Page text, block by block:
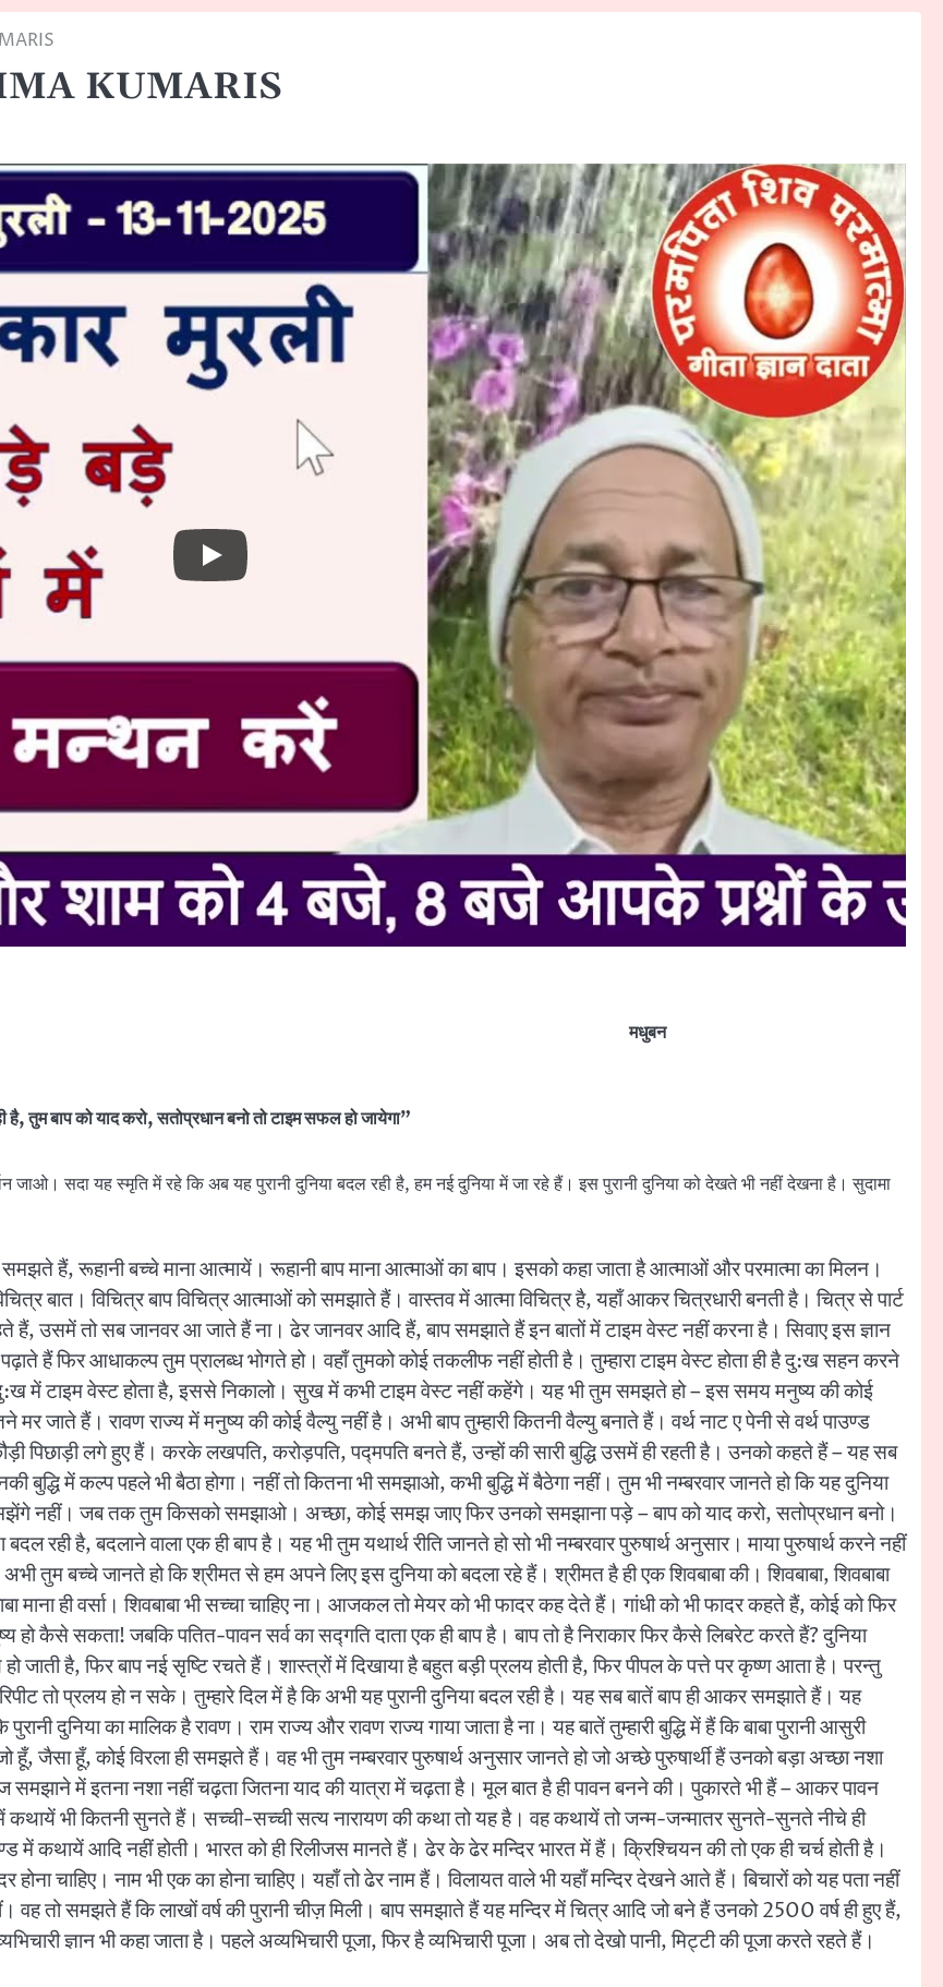
KUMARIS
मधुबन
तुम बाप को याद करो, सतोप्रधान बनो तो टाइम सफल हो जायेगा”
जाओ। सदा यह स्मृति में रहे कि अब यह पुरानी दुनिया बदल रही है, हम नई दुनिया में जा रहे हैं। इस पुरानी दुनिया को देखते भी नहीं देखना है। सुदामा
हैं, रूहानी बच्चे माना आत्मायें। रूहानी बाप माना आत्माओं का बाप। इसको कहा जाता है आत्माओं और परमात्मा का मिलन।
बात। विचित्र बाप विचित्र आत्माओं को समझाते हैं। वास्तव में आत्मा विचित्र है, यहाँ आकर चित्रधारी बनती है। चित्र से पार्ट
उसमें तो सब जानवर आ जाते हैं ना। ढेर जानवर आदि हैं, बाप समझाते हैं इन बातों में टाइम वेस्ट नहीं करना है। सिवाए इस ज्ञान
हैं फिर आधाकल्प तुम प्रालब्ध भोगते हो। वहाँ तुमको कोई तकलीफ नहीं होती है। तुम्हारा टाइम वेस्ट होता ही है दु:ख सहन करने
में टाइम वेस्ट होता है, इससे निकालो। सुख में कभी टाइम वेस्ट नहीं कहेंगे। यह भी तुम समझते हो – इस समय मनुष्य की कोई
जाते हैं। रावण राज्य में मनुष्य की कोई वैल्यु नहीं है। अभी बाप तुम्हारी कितनी वैल्यु बनाते हैं। वर्थ नाट ए पेनी से वर्थ पाउण्ड
पिछाड़ी लगे हुए हैं। करके लखपति, करोड़पति, पद्मपति बनते हैं, उन्हों की सारी बुद्धि उसमें ही रहती है। उनको कहते हैं – यह सब
बुद्धि में कल्प पहले भी बैठा होगा। नहीं तो कितना भी समझाओ, कभी बुद्धि में बैठेगा नहीं। तुम भी नम्बरवार जानते हो कि यह दुनिया
नहीं। जब तक तुम किसको समझाओ। अच्छा, कोई समझ जाए फिर उनको समझाना पड़े – बाप को याद करो, सतोप्रधान बनो।
है, बदलाने वाला एक ही बाप है। यह भी तुम यथार्थ रीति जानते हो सो भी नम्बरवार पुरुषार्थ अनुसार। माया पुरुषार्थ करने नहीं
तुम बच्चे जानते हो कि श्रीमत से हम अपने लिए इस दुनिया को बदला रहे हैं। श्रीमत है ही एक शिवबाबा की। शिवबाबा, शिवबाबा
ही वर्सा। शिवबाबा भी सच्चा चाहिए ना। आजकल तो मेयर को भी फादर कह देते हैं। गांधी को भी फादर कहते हैं, कोई को फिर
कैसे सकता! जबकि पतित-पावन सर्व का सद्गति दाता एक ही बाप है। बाप तो है निराकार फिर कैसे लिबरेट करते हैं? दुनिया
है, फिर बाप नई सृष्टि रचते हैं। शास्त्रों में दिखाया है बहुत बड़ी प्रलय होती है, फिर पीपल के पत्ते पर कृष्ण आता है। परन्तु
रिपीट तो प्रलय हो न सके। तुम्हारे दिल में है कि अभी यह पुरानी दुनिया बदल रही है। यह सब बातें बाप ही आकर समझाते हैं। यह
दुनिया का मालिक है रावण। राम राज्य और रावण राज्य गाया जाता है ना। यह बातें तुम्हारी बुद्धि में हैं कि बाबा पुरानी आसुरी
जैसा हूँ, कोई विरला ही समझते हैं। वह भी तुम नम्बरवार पुरुषार्थ अनुसार जानते हो जो अच्छे पुरुषार्थी हैं उनको बड़ा अच्छा नशा
में इतना नशा नहीं चढ़ता जितना याद की यात्रा में चढ़ता है। मूल बात है ही पावन बनने की। पुकारते भी हैं – आकर पावन
में कथायें भी कितनी सुनते हैं। सच्ची-सच्ची सत्य नारायण की कथा तो यह है। वह कथायें तो जन्म-जन्मातर सुनते-सुनते नीचे ही
आदि नहीं होती। भारत को ही रिलीजस मानते हैं। ढेर के ढेर मन्दिर भारत में हैं। क्रिश्चियन की तो एक ही चर्च होती है।
होना चाहिए। नाम भी एक का होना चाहिए। यहाँ तो ढेर नाम हैं। विलायत वाले भी यहाँ मन्दिर देखने आते हैं। बिचारों को यह पता नहीं
वह तो समझते हैं कि लाखों वर्ष की पुरानी चीज़ मिली। बाप समझाते हैं यह मन्दिर में चित्र आदि जो बने हैं उनको 2500 वर्ष ही हुए हैं,
ज्ञान भी कहा जाता है। पहले अव्यभिचारी पूजा, फिर है व्यभिचारी पूजा। अब तो देखो पानी, मिट्टी की पूजा करते रहते हैं।